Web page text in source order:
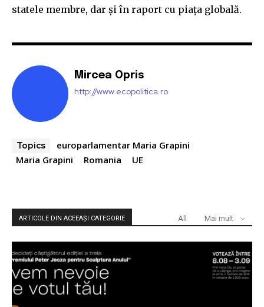
statele membre, dar și în raport cu piața globală.
Mircea Opris
http://www.ecopolitica.ro
Topics
europarlamentar Maria Grapini
Maria Grapini
Romania UE
ARTICOLE DIN ACEEAȘI CATEGORIE All Mai mult